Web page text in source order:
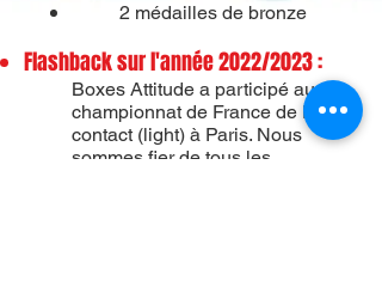
2 médailles de bronze
Flashback sur l'année 2022/2023 :
Boxes Attitude a participé au
championnat de France de Full
contact (light) à Paris. Nous
sommes fier de tous les